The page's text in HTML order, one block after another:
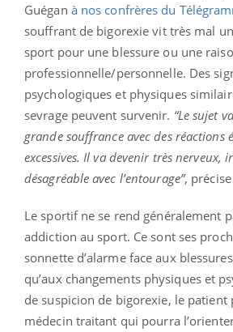
Guégan à nos confrères du
souffrant de bigorexie vit très mal
sport pour une blessure ou une
professionnelle/personnelle. Des
psychologiques et physiques
sevrage peuvent survenir. “Le sujet
grande souffrance avec des réactions
excessives. Il va devenir très nerveux,
désagréable avec l’entourage”,
Le sportif ne se rend généralement
addiction au sport. Ce sont ses
sonnette d’alarme face aux
qu’aux changements physiques et
de suspicion de bigorexie, le patient
médecin traitant qui pourra